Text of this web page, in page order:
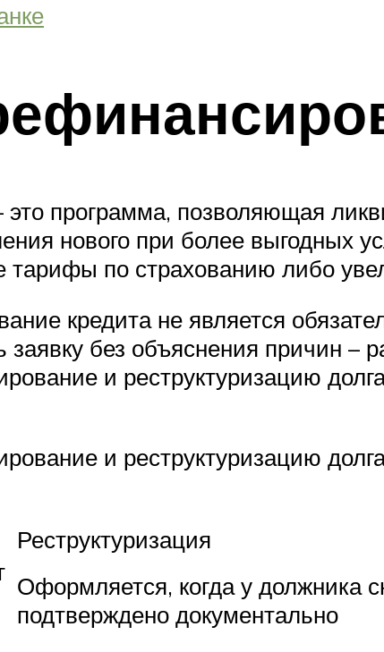
программа, позволяющая
нового при более выгодных
тарифы по страхованию либо
кредита не является
заявку без объяснения причин –
и реструктуризацию
и реструктуризацию
Реструктуризация
Оформляется, когда у должника
подтверждено документально